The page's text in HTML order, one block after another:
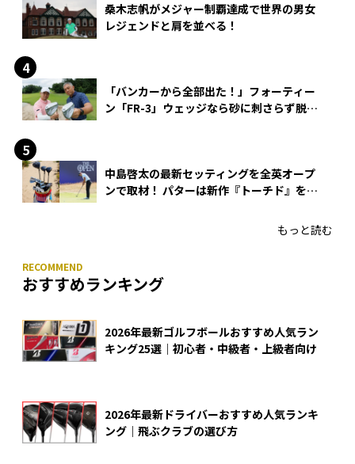
桑木志帆がメジャー制覇達成で世界の男女
レジェンドと肩を並べる！
「バンカーから全部出た！」フォーティー
ン「FR-3」ウェッジなら砂に刺さらず脱出
中島啓太の最新セッティングを全英オープ
ンで取材！ パターは新作『トーチド』を投
もっと読む
おすすめランキング
2026年最新ゴルフボールおすすめ人気ラン
キング25選｜初心者・中級者・上級者向け
2026年最新ドライバーおすすめ人気ランキ
ング｜飛ぶクラブの選び方